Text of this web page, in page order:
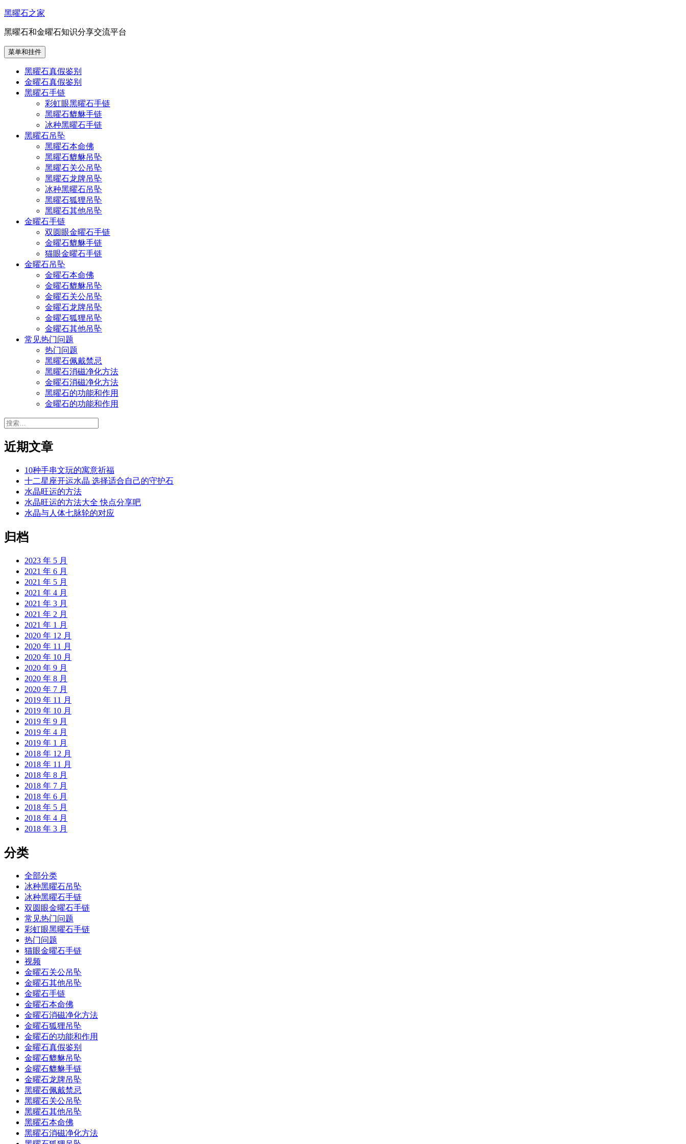
跳
内
容
黑曜石之家
黑曜石和金曜石知识分享交流平台
菜单和挂件
黑曜石真假鉴别
金曜石真假鉴别
黑曜石手链
彩虹眼黑曜石手链
黑曜石貔貅手链
冰种黑曜石手链
黑曜石吊坠
黑曜石本命佛
黑曜石貔貅吊坠
黑曜石关公吊坠
黑曜石龙牌吊坠
冰种黑曜石吊坠
黑曜石狐狸吊坠
黑曜石其他吊坠
金曜石手链
双圆眼金曜石手链
金曜石貔貅手链
猫眼金曜石手链
金曜石吊坠
金曜石本命佛
金曜石貔貅吊坠
金曜石关公吊坠
金曜石龙牌吊坠
金曜石狐狸吊坠
金曜石其他吊坠
常见热门问题
热门问题
黑曜石佩戴禁忌
黑曜石消磁净化方法
金曜石消磁净化方法
黑曜石的功能和作用
金曜石的功能和作用
搜
近期文章
10种手串文玩的寓意祈福
十二星座开运水晶 选择适合自己的守护石
水晶旺运的方法
水晶旺运的方法大全 快点分享吧
水晶与人体七脉轮的对应
归档
2023 年 5 月
2021 年 6 月
2021 年 5 月
2021 年 4 月
2021 年 3 月
2021 年 2 月
2021 年 1 月
2020 年 12 月
2020 年 11 月
2020 年 10 月
2020 年 9 月
2020 年 8 月
2020 年 7 月
2019 年 11 月
2019 年 10 月
2019 年 9 月
2019 年 4 月
2019 年 1 月
2018 年 12 月
2018 年 11 月
2018 年 8 月
2018 年 7 月
2018 年 6 月
2018 年 5 月
2018 年 4 月
2018 年 3 月
分类
全部分类
冰种黑曜石吊坠
冰种黑曜石手链
双圆眼金曜石手链
常见热门问题
彩虹眼黑曜石手链
热门问题
猫眼金曜石手链
视频
金曜石关公吊坠
金曜石其他吊坠
金曜石手链
金曜石本命佛
金曜石消磁净化方法
金曜石狐狸吊坠
金曜石的功能和作用
金曜石真假鉴别
金曜石貔貅吊坠
金曜石貔貅手链
金曜石龙牌吊坠
黑曜石佩戴禁忌
黑曜石关公吊坠
黑曜石其他吊坠
黑曜石本命佛
黑曜石消磁净化方法